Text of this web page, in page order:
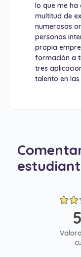
lo que me
multitud de
numerosas
personas
propia
formación a
tres
talento en